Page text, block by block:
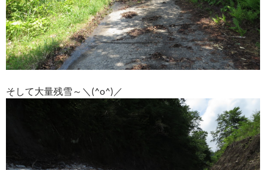
そして大量残雪～＼(^o^)／